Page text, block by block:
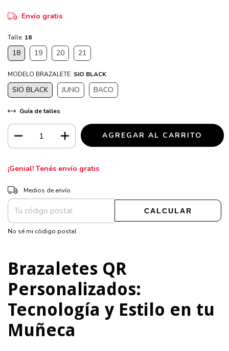
Envío gratis
Talle: 18
18 19 20 21
MODELO BRAZALETE: SIO BLACK
SIO BLACK JUNO BACO
Guía de talles
¡Genial! Tenés envío gratis
Entregas para el CP:
Medios de envío
CALCULAR
No sé mi código postal
Brazaletes QR
Personalizados:
Tecnología y Estilo en tu
Muñeca